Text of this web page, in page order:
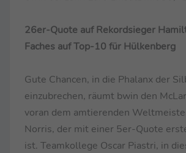
26er-Quote auf Rekordsieger
Faches auf Top-10 für Hülkenberg
Gute Chancen, in die Phalanx der
einzubrechen, räumt bwin den
voran dem amtierenden
Norris, der mit einer 5er-Quote
ist. Teamkollege Oscar Piastri, in